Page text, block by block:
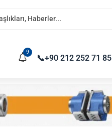
9
📞+90 212 252 71 85